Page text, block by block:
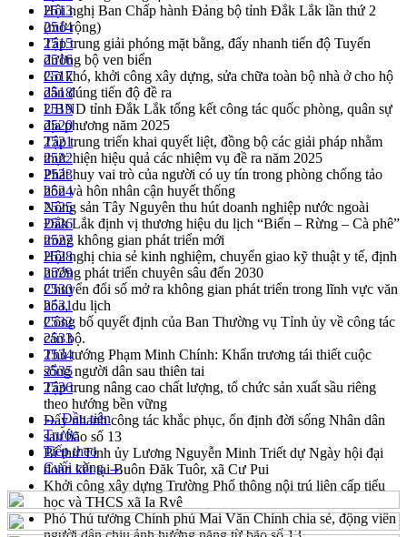
Hội nghị Ban Chấp hành Đảng bộ tỉnh Đắk Lắk lần thứ 2
(mở rộng)
Tập trung giải phóng mặt bằng, đẩy nhanh tiến độ Tuyến
đường bộ ven biển
Gỡ khó, khởi công xây dựng, sửa chữa toàn bộ nhà ở cho hộ
dân đúng tiến độ đề ra
UBND tỉnh Đắk Lắk tổng kết công tác quốc phòng, quân sự
địa phương năm 2025
Tập trung triển khai quyết liệt, đồng bộ các giải pháp nhằm
thực hiện hiệu quả các nhiệm vụ đề ra năm 2025
Phát huy vai trò của người có uy tín trong phòng chống tảo
hôn và hôn nhân cận huyết thống
Nông sản Tây Nguyên thu hút doanh nghiệp nước ngoài
Đắk Lắk định vị thương hiệu du lịch “Biển – Rừng – Cà phê”
trong không gian phát triển mới
Hội nghị chia sẻ kinh nghiệm, chuyển giao kỹ thuật y tế, định
hướng phát triển chuyên sâu đến 2030
Chuyển đổi số mở ra không gian phát triển trong lĩnh vực văn
hóa, du lịch
Công bố quyết định của Ban Thường vụ Tỉnh ủy về công tác
cán bộ.
Thủ tướng Phạm Minh Chính: Khẩn trương tái thiết cuộc
sống người dân sau thiên tai
Tập trung nâng cao chất lượng, tổ chức sản xuất sầu riêng
theo hướng bền vững
Đẩy nhanh công tác khắc phục, ổn định đời sống Nhân dân
sau bão số 13
Bí thư Tỉnh ủy Lương Nguyễn Minh Triết dự Ngày hội đại
đoàn kết tại Buôn Đăk Tuôr, xã Cư Pui
Khởi công xây dựng Trường Phổ thông nội trú liên cấp tiểu
học và THCS xã Ia Rvê
Phó Thủ tướng Chính phủ Mai Văn Chính chia sẻ, động viên
2513
2514
2515
2516
2517
2518
2519
2520
2521
2522
2523
2524
2525
2526
2527
2528
2529
2530
2531
2532
2533
2534
2535
2536
← Đầu tiên
Trước
Tiếp theo
Cuối cùng →